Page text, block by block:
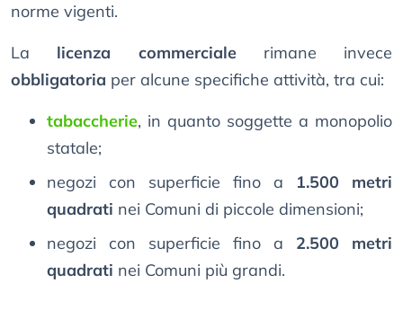
norme vigenti.
La licenza commercialerimane invece
obbligatoria per alcune specifiche attività, tra cui:
tabaccherie, in quanto soggette a monopolio
statale;
negozi con superficie fino a 1.500 metri
quadrati nei Comuni di piccole dimensioni;
negozi con superficie fino a 2.500 metri
quadrati nei Comuni più grandi.